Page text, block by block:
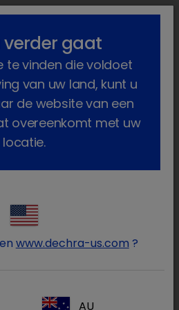
lock_outline search menu
Geneesmiddelen
Nimatek
verder gaat
te vinden die voldoet
van uw land, kunt u
de website van een
overeenkomt met uw
locatie.
www.dechra-us.com ?
AU